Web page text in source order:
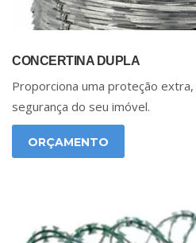
CONCERTINA DUPLA
Proporciona uma proteção
segurança do seu imóvel.
ORÇAMENTO